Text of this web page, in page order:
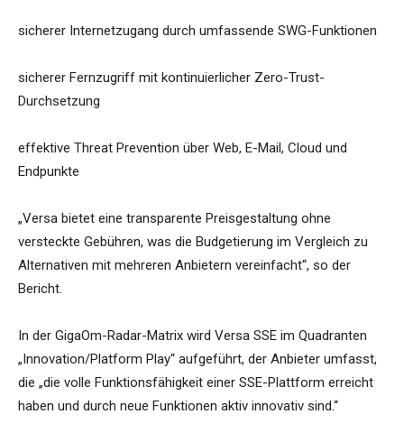
sicherer Internetzugang durch umfassende SWG-Funktionen
sicherer Fernzugriff mit kontinuierlicher Zero-Trust-
Durchsetzung
effektive Threat Prevention über Web, E-Mail, Cloud und
Endpunkte
„Versa bietet eine transparente Preisgestaltung ohne
versteckte Gebühren, was die Budgetierung im Vergleich zu
Alternativen mit mehreren Anbietern vereinfacht“, so der
Bericht.
In der GigaOm-Radar-Matrix wird Versa SSE im Quadranten
„Innovation/Platform Play“ aufgeführt, der Anbieter umfasst,
die „die volle Funktionsfähigkeit einer SSE-Plattform erreicht
haben und durch neue Funktionen aktiv innovativ sind.“